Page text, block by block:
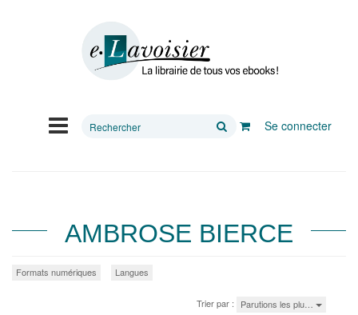
Rechercher
Se connecter
AMBROSE BIERCE
Formats numériques Langues
Trier par : Parutions les plu…